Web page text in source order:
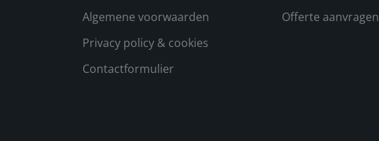
Algemene voorwaarden
Privacy policy & cookies
Contactformulier
Offerte aanvragen